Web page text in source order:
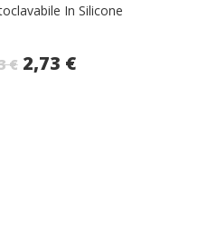
In Silicone
€ 2,73 €